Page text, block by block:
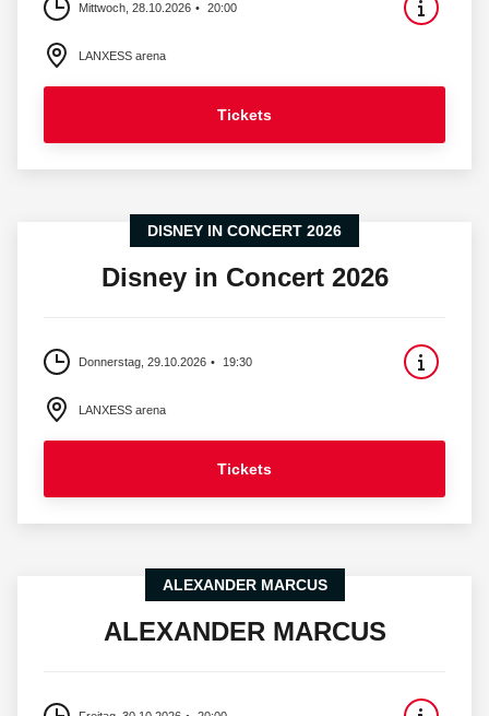
Mittwoch, 28.10.2026 20:00
LANXESS arena
Tickets
DISNEY IN CONCERT 2026
Disney in Concert 2026
Donnerstag, 29.10.2026 19:30
LANXESS arena
Tickets
ALEXANDER MARCUS
ALEXANDER MARCUS